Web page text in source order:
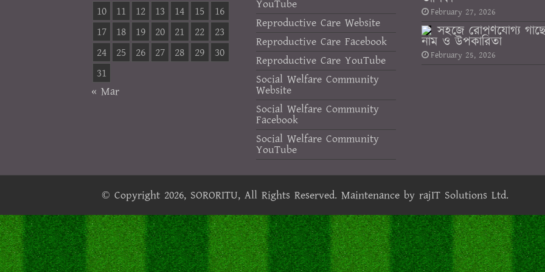
10 11 12 13 14 15
16
17
18 19 20 21 22
23
24
25 26 27 28 29
30
31
« Mar
YouTube
Reproductive Care Website
Reproductive Care Facebook
Reproductive Care YouTube
Social Welfare Community
Website
Social Welfare Community
Facebook
Social Welfare Community
YouTube
February 27, 2026
সহজে রোপণযোগ্য
নাম ও উপকারিতা
February 25, 2026
© Copyright 2026, SORORITU, All Rights Reserved. Maintenance by rajIT Solutions Ltd.